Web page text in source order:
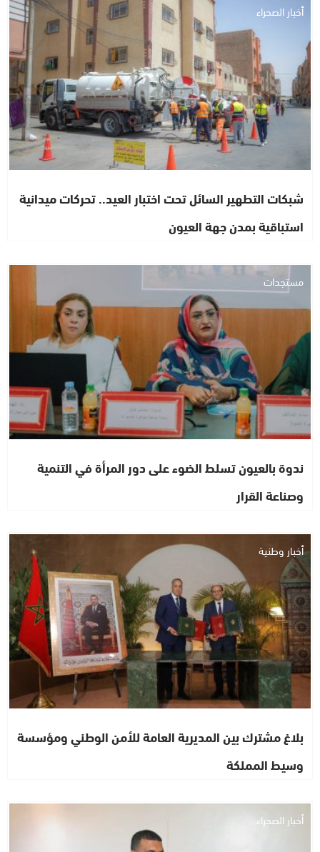
أخبار الصحراء
شبكات التطهير السائل تحت اختبار العيد.. تحركات ميدانية
استباقية بمدن جهة العيون
مستجدات
ندوة بالعيون تسلط الضوء على دور المرأة في التنمية
وصناعة القرار
أخبار وطنية
بلاغ مشترك بين المديرية العامة للأمن الوطني ومؤسسة
وسيط المملكة
أخبار الصحراء